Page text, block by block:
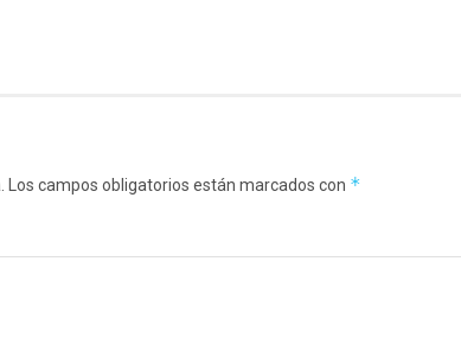
Los campos obligatorios están marcados con *